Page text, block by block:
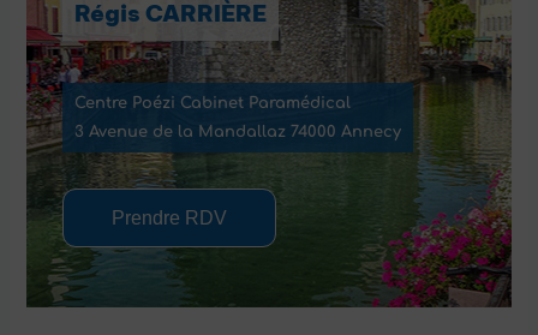
Médipôle bâtiment C
1139 chemin du Lavarin
84000 Avignon
Prendre RDV